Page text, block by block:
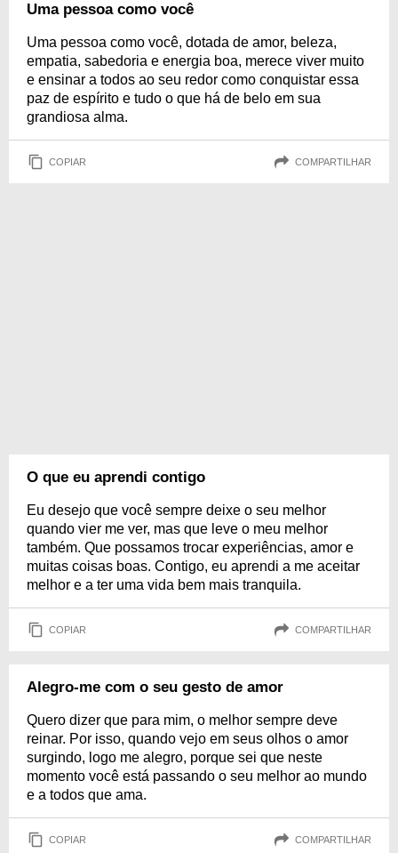
Uma pessoa como você
Uma pessoa como você, dotada de amor, beleza,
empatia, sabedoria e energia boa, merece viver muito
e ensinar a todos ao seu redor como conquistar essa
paz de espírito e tudo o que há de belo em sua
grandiosa alma.
COPIAR COMPARTILHAR
O que eu aprendi contigo
Eu desejo que você sempre deixe o seu melhor
quando vier me ver, mas que leve o meu melhor
também. Que possamos trocar experiências, amor e
muitas coisas boas. Contigo, eu aprendi a me aceitar
melhor e a ter uma vida bem mais tranquila.
COPIAR COMPARTILHAR
Alegro-me com o seu gesto de amor
Quero dizer que para mim, o melhor sempre deve
reinar. Por isso, quando vejo em seus olhos o amor
surgindo, logo me alegro, porque sei que neste
momento você está passando o seu melhor ao mundo
e a todos que ama.
COPIAR COMPARTILHAR